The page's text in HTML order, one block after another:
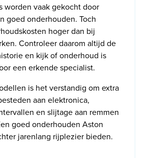
worden vaak gekocht door
goed onderhouden. Toch
hoger dan bij
Controleer daarom altijd de
en kijk of onderhoud is
een erkende specialist.
is het verstandig om extra
aan elektronica,
en slijtage aan remmen
goed onderhouden Aston
jarenlang rijplezier bieden.